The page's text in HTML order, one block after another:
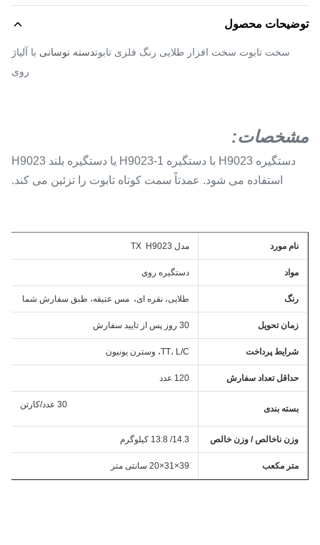
توضیحات محصول
سخت تابوت سخت افزار طلایی رنگ فلزی تابوتدسته نوسانی با آلیاژ
روی
مشخصات:
دستگیره H9023 با دستگیره H9023-1 یا دستگیره بلند H9023
استفاده می شود. عمدتاً سمت کوتاه تابوت را تزئین می کند.
نام مورد مدل TX H9023
مواد دستگیره روی
رنگ طلایی، نقره ای، مس عتیقه، طبق سفارش شما
زمان تحویل 30 روز پس از تایید سفارش
شرایط پرداخت TT، L/C، وسترن یونیون
حداقل تعداد سفارش 120 عدد
بسته بندی 30 عدد/کارتن
وزن ناخالص / وزن خالص 14.3/ 13.8 کیلوگرم
متر مکعب 39×31×20 سانتی متر